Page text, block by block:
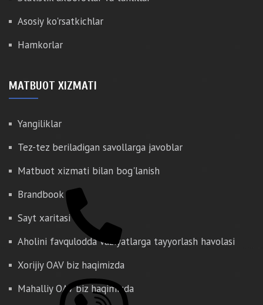
Asosiy ko'rsatkichlar
Hamkorlar
MATBUOT XIZMATI
Yangiliklar
Tez-tez beriladigan savollarga javoblar
Matbuot xizmati bilan bog'lanish
Brandbook
Sayt xaritasi
Aholini favqulodda vaziyatlarga tayyorlash havolasi
Xorijiy OAV biz haqimizda
Mahalliy OAV biz haqimizda